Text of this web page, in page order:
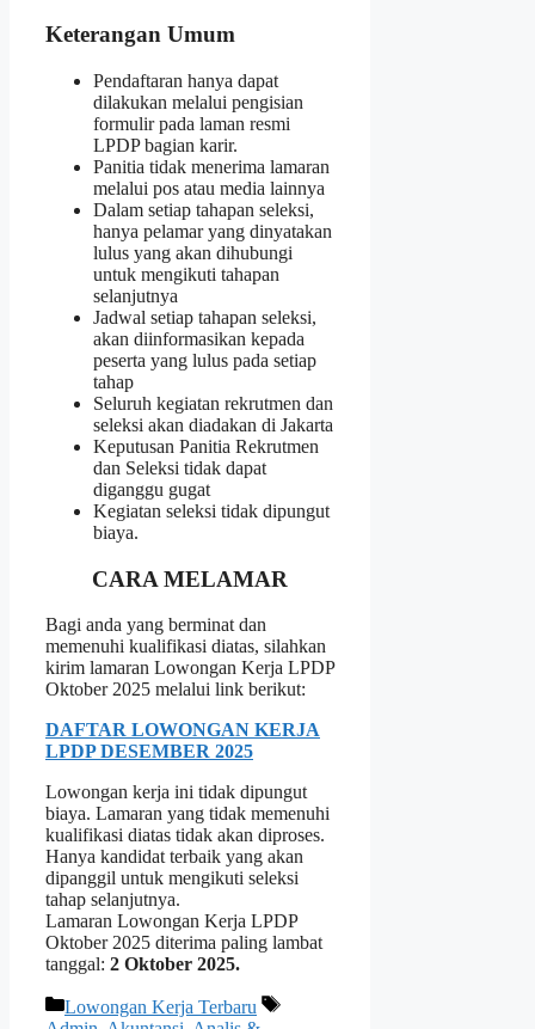
Keterangan Umum
Pendaftaran hanya dapat
dilakukan melalui pengisian
formulir pada laman resmi
LPDP bagian karir.
Panitia tidak menerima lamaran
melalui pos atau media lainnya
Dalam setiap tahapan seleksi,
hanya pelamar yang dinyatakan
lulus yang akan dihubungi
untuk mengikuti tahapan
selanjutnya
Jadwal setiap tahapan seleksi,
akan diinformasikan kepada
peserta yang lulus pada setiap
tahap
Seluruh kegiatan rekrutmen dan
seleksi akan diadakan di Jakarta
Keputusan Panitia Rekrutmen
dan Seleksi tidak dapat
diganggu gugat
Kegiatan seleksi tidak dipungut
biaya.
CARA MELAMAR
Bagi anda yang berminat dan
memenuhi kualifikasi diatas, silahkan
kirim lamaran Lowongan Kerja LPDP
Oktober 2025 melalui link berikut:
DAFTAR LOWONGAN KERJA
LPDP DESEMBER 2025
Lowongan kerja ini tidak dipungut
biaya. Lamaran yang tidak memenuhi
kualifikasi diatas tidak akan diproses.
Hanya kandidat terbaik yang akan
dipanggil untuk mengikuti seleksi
tahap selanjutnya.
Lamaran Lowongan Kerja LPDP
Oktober 2025 diterima paling lambat
tanggal: 2 Oktober 2025.
Kategori
Lowongan Kerja Terbaru
Tag